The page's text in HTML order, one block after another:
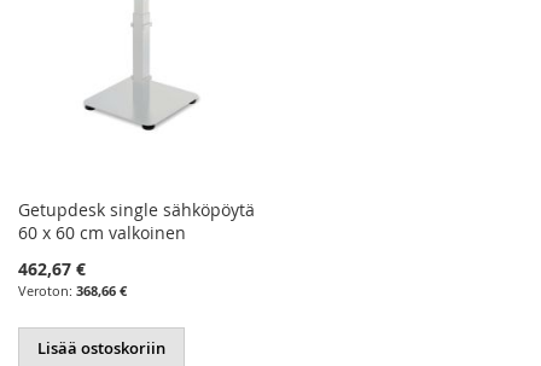
Getupdesk single sähköpöytä
60 x 60 cm valkoinen
462,67 €
368,66 €
Lisää ostoskoriin